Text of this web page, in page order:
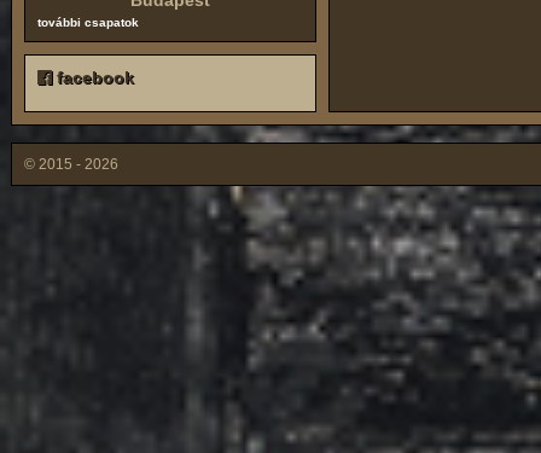
további csapatok
facebook
© 2015 - 2026